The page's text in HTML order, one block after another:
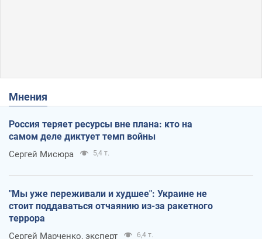
Мнения
Россия теряет ресурсы вне плана: кто на
самом деле диктует темп войны
Сергей Мисюра 5,4 т.
"Мы уже переживали и худшее": Украине не
стоит поддаваться отчаянию из-за ракетного
террора
Сергей Марченко, эксперт 6,4 т.